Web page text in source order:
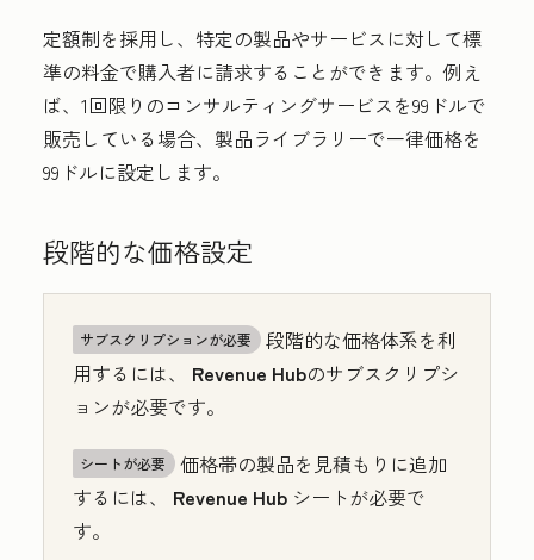
定額制を採用し、特定の製品やサービスに対して標
準の料金で購入者に請求することができます。例え
ば、1回限りのコンサルティングサービスを99ドルで
販売している場合、製品ライブラリーで一律価格を
99ドルに設定します。
段階的な価格設定
サブスクリプションが必要
段階的な価格体系を利
用するには、 Revenue Hubのサブスクリプシ
ョンが必要です。
シートが必要
価格帯の製品を見積もりに追加
するには、 Revenue Hub シートが必要で
す。